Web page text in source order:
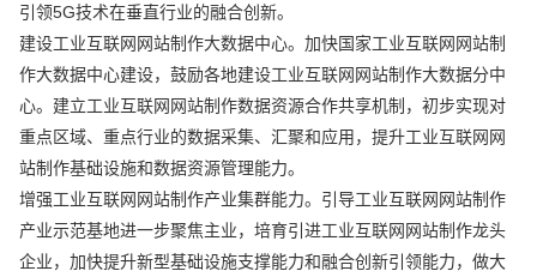
引领5G技术在垂直行业的融合创新。
建设工业互联网网站制作大数据中心。加快国家工业互联网网站制
作大数据中心建设，鼓励各地建设工业互联网网站制作大数据分中
心。建立工业互联网网站制作数据资源合作共享机制，初步实现对
重点区域、重点行业的数据采集、汇聚和应用，提升工业互联网网
站制作基础设施和数据资源管理能力。
增强工业互联网网站制作产业集群能力。引导工业互联网网站制作
产业示范基地进一步聚焦主业，培育引进工业互联网网站制作龙头
企业，加快提升新型基础设施支撑能力和融合创新引领能力，做大